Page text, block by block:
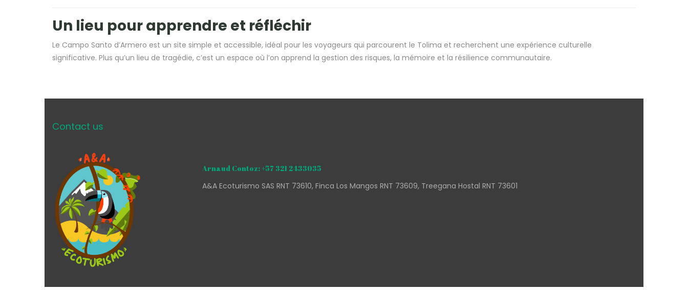
Un lieu pour apprendre et réfléchir
Le Campo Santo d’Armero est un site simple et accessible, idéal pour les voyageurs qui parcourent le Tolima et recherchent une expérience culturelle
significative. Plus qu’un lieu de tragédie, c’est un espace où l’on apprend la gestion des risques, la mémoire et la résilience communautaire.
Contact us
Arnaud Contoz: +57 321 2433035
A&A Ecoturismo SAS RNT 73610, Finca Los Mangos RNT 73609, Treegana Hostal RNT 73601